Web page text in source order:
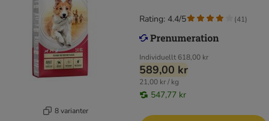
8 varianter
Individuellt 618,00 kr
589,00 kr
21,00 kr / kg
547,77 kr
Rating: 4.4/5 (41)